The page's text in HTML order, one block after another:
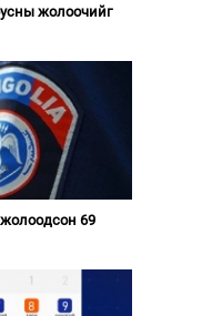
жолоочийг
жолоодсон 69